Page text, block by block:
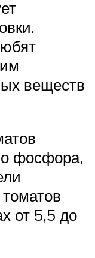
веществ
фосфора,
от 5,5 до